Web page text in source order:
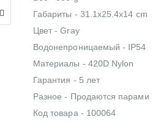
Габариты - 31.1x25.4x14 cm
Цвет - Gray
Водонепроницаемый - IP54
Материалы - 420D Nylon
Гарантия - 5 лет
Разное - Продаются парами
Код товара - 100064